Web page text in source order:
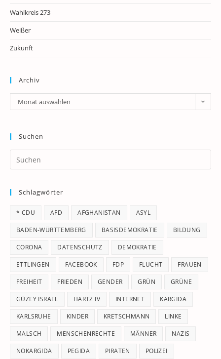
Wahlkreis 273
Weißer
Zukunft
Archiv
Archiv
Monat auswählen
Suchen
Schlagwörter
* CDU AFD AFGHANISTAN ASYL
BADEN-WÜRTTEMBERG BASISDEMOKRATIE BILDUNG
CORONA DATENSCHUTZ DEMOKRATIE
ETTLINGEN FACEBOOK FDP FLUCHT FRAUEN
FREIHEIT FRIEDEN GENDER GRÜN GRÜNE
GÜZEY ISRAEL HARTZ IV INTERNET KARGIDA
KARLSRUHE KINDER KRETSCHMANN LINKE
MALSCH MENSCHENRECHTE MÄNNER NAZIS
NOKARGIDA PEGIDA PIRATEN POLIZEI